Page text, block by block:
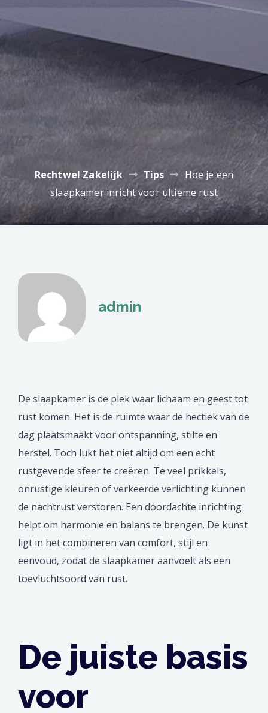
Rechtwel Zakelijk Tips
Hoe je een
slaapkamer inricht voor ultieme rust
admin
De slaapkamer is de plek waar lichaam en geest tot
rust komen. Het is de ruimte waar de hectiek van de
dag plaatsmaakt voor ontspanning, stilte en
herstel. Toch lukt het niet altijd om een echt
rustgevende sfeer te creëren. Te veel prikkels,
onrustige kleuren of verkeerde verlichting kunnen
de nachtrust verstoren. Een doordachte inrichting
helpt om harmonie en balans te brengen. De kunst
ligt in het combineren van comfort, stijl en
eenvoud, zodat de slaapkamer aanvoelt als een
toevluchtsoord van rust.
De juiste basis
voor